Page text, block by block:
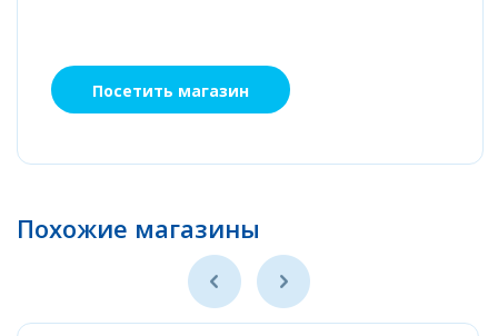
Посетить магазин
Похожие магазины